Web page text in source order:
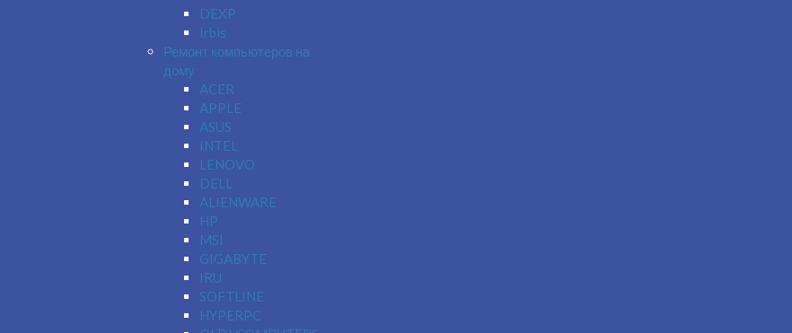
DEXP
Irbis
Ремонт компьютеров на
дому
ACER
APPLE
ASUS
INTEL
LENOVO
DELL
ALIENWARE
HP
MSI
GIGABYTE
IRU
SOFTLINE
HYPERPC